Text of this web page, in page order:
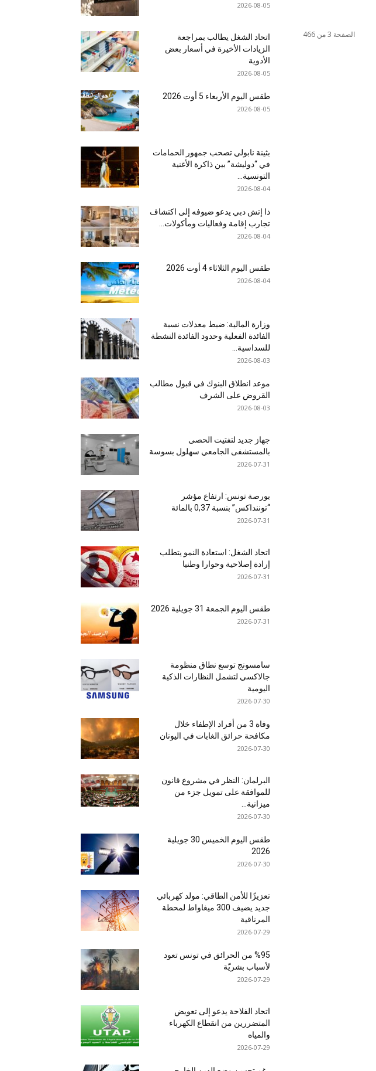
الصفحة 3 من 466
2026-08-05
اتحاد الشغل يطالب بمراجعة
الزيادات الأخيرة في أسعار بعض
الأدوية
2026-08-05
طقس اليوم الأربعاء 5 أوت 2026
2026-08-05
بثينة نابولي تصحب جمهور الحمامات
في “دوليشة” بين ذاكرة الأغنية
التونسية...
2026-08-04
ذا إتش دبي يدعو ضيوفه إلى اكتشاف
تجارب إقامة وفعاليات ومأكولات...
2026-08-04
طقس اليوم الثلاثاء 4 أوت 2026
2026-08-04
وزارة المالية: ضبط معدلات نسبة
الفائدة الفعلية وحدود الفائدة النشطة
للسداسية...
2026-08-03
موعد انطلاق البنوك في قبول مطالب
القروض على الشرف
2026-08-03
جهاز جديد لتفتيت الحصى
بالمستشفى الجامعي سهلول بسوسة
2026-07-31
بورصة تونس: ارتفاع مؤشر
“توننداكس” بنسبة 0,37 بالمائة
2026-07-31
اتحاد الشغل: استعادة النمو يتطلب
إرادة إصلاحية وحوارا وطنيا
2026-07-31
طقس اليوم الجمعة 31 جويلية 2026
2026-07-31
سامسونج توسع نطاق منظومة
جالاكسي لتشمل النظارات الذكية
اليومية
2026-07-30
وفاة 3 من أفراد الإطفاء خلال
مكافحة حرائق الغابات في اليونان
2026-07-30
البرلمان: النظر في مشروع قانون
للموافقة على تمويل جزء من
ميزانية...
2026-07-30
طقس اليوم الخميس 30 جويلية
2026
2026-07-30
تعزيزًا للأمن الطاقي: مولد كهربائي
جديد يضيف 300 ميغاواط لمحطة
المرناقية
2026-07-29
%95 من الحرائق في تونس تعود
لأسباب بشريّة
2026-07-29
اتحاد الفلاحة يدعو إلى تعويض
المتضررين من انقطاع الكهرباء
والمياه
2026-07-29